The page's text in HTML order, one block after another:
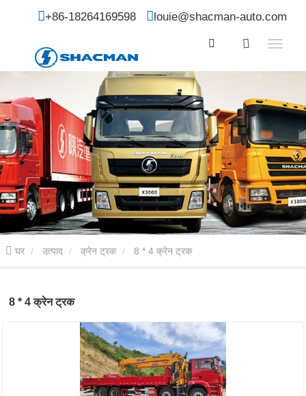
+86-18264169598 louie@shacman-auto.com
घर उत्पाद क्रेन ट्रक 8 * 4 क्रेन ट्रक
8 * 4 क्रेन ट्रक